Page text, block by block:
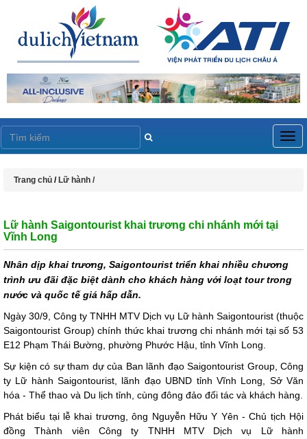
Trang chủ / Lữ hành /
Lữ hành Saigontourist khai trương chi nhánh mới tại
Vĩnh Long
Nhân dịp khai trương, Saigontourist triển khai nhiều chương
trình ưu đãi đặc biệt dành cho khách hàng với loạt tour trong
nước và quốc tế giá hấp dẫn.
Ngày 30/9, Công ty TNHH MTV Dịch vụ Lữ hành Saigontourist (thuộc
Saigontourist Group) chính thức khai trương chi nhánh mới tại số 53
E12 Phạm Thái Bường, phường Phước Hậu, tỉnh Vĩnh Long.
Sự kiện có sự tham dự của Ban lãnh đạo Saigontourist Group, Công
ty Lữ hành Saigontourist, lãnh đạo UBND tỉnh Vĩnh Long, Sở Văn
hóa - Thể thao và Du lịch tỉnh, cùng đông đảo đối tác và khách hàng.
Phát biểu tại lễ khai trương, ông Nguyễn Hữu Y Yên - Chủ tịch Hội
đồng Thành viên Công ty TNHH MTV Dịch vụ Lữ hành